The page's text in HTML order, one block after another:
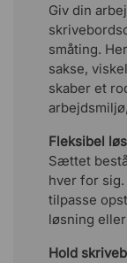
Giv din
småting.
sakse,
skaber et
Fleksibel
Sættet
hver for
tilpasse
løsning
Hold